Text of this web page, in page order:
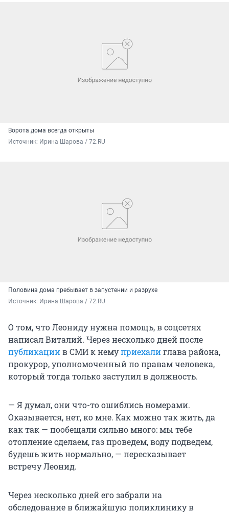
Ворота дома всегда открыты
Источник: Ирина Шарова / 72.RU
Половина дома пребывает в запустении и разрухе
Источник: Ирина Шарова / 72.RU
О том, что Леониду нужна помощь, в соцсетях
написал Виталий. Через несколько дней после
публикациив СМИ к немуприехалиглава района,
прокурор, уполномоченный по правам человека,
который тогда только заступил в должность.
— Я думал, они что-то ошиблись номерами.
Оказывается, нет, ко мне. Как можно так жить, да
как так — пообещали сильно много: мы тебе
отопление сделаем, газ проведем, воду подведем,
будешь жить нормально, — пересказывает
встречу Леонид.
Через несколько дней его забрали на
обследование в ближайшую поликлинику в